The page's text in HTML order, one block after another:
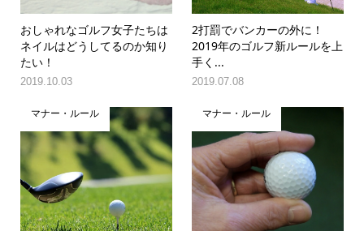
おしゃれなゴルフ女子たちは
ネイルはどうしてるのか知り
たい！
2019.10.03
2打罰でバンカーの外に！
2019年のゴルフ新ルールを上
手く...
2019.07.08
マナー・ルール マナー・ルール